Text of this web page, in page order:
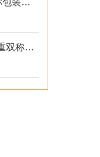
玉米粮食20-60kg电子定量双称包装秤品牌
肥料颗粒不锈钢编织袋自动称重双称包装秤定制